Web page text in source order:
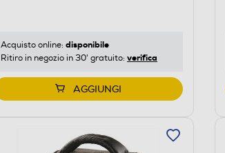
Acquisto online: disponibile
Ritiro in negozio in 30' gratuito: verifica
AGGIUNGI